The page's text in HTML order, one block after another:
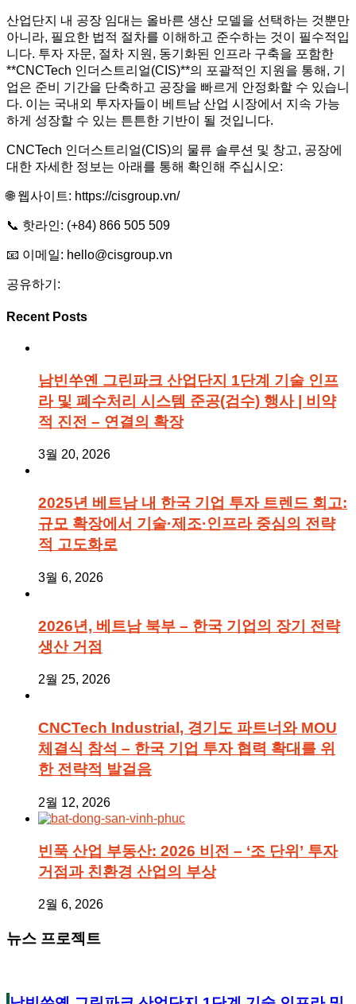
산업단지 내 공장 임대는 올바른 생산 모델을 선택하는 것뿐만
아니라, 필요한 법적 절차를 이해하고 준수하는 것이 필수적입
니다. 투자 자문, 절차 지원, 동기화된 인프라 구축을 포함한
**CNCTech 인더스트리얼(CIS)**의 포괄적인 지원을 통해, 기
업은 준비 기간을 단축하고 공장을 빠르게 안정화할 수 있습니
다. 이는 국내외 투자자들이 베트남 산업 시장에서 지속 가능
하게 성장할 수 있는 튼튼한 기반이 될 것입니다.
CNCTech 인더스트리얼(CIS)의 물류 솔루션 및 창고, 공장에
대한 자세한 정보는 아래를 통해 확인해 주십시오:
🌐 웹사이트: https://cisgroup.vn/
📞 핫라인: (+84) 866 505 509
📧 이메일: hello@cisgroup.vn
공유하기:
Recent Posts
남빈쑤옌 그린파크 산업단지 1단계 기술 인프
라 및 폐수처리 시스템 준공(검수) 행사 | 비약
적 진전 – 연결의 확장
3월 20, 2026
2025년 베트남 내 한국 기업 투자 트렌드 회고:
규모 확장에서 기술·제조·인프라 중심의 전략
적 고도화로
3월 6, 2026
2026년, 베트남 북부 – 한국 기업의 장기 전략
생산 거점
2월 25, 2026
CNCTech Industrial, 경기도 파트너와 MOU
체결식 참석 – 한국 기업 투자 협력 확대를 위
한 전략적 발걸음
2월 12, 2026
빈푹 산업 부동산: 2026 비전 – ‘조 단위’ 투자
거점과 친환경 산업의 부상
2월 6, 2026
뉴스 프로젝트